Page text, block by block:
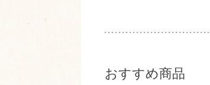
おすすめ商品